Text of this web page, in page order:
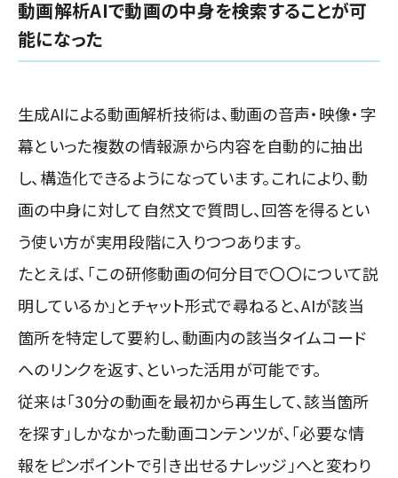
動画解析AIで動画の中身を検索することが可
能になった
生成AIによる動画解析技術は、動画の音声・映像・字
幕といった複数の情報源から内容を自動的に抽出
し、構造化できるようになっています。これにより、動
画の中身に対して自然文で質問し、回答を得るとい
う使い方が実用段階に入りつつあります。
たとえば、「この研修動画の何分目で〇〇について説
明しているか」とチャット形式で尋ねると、AIが該当
箇所を特定して要約し、動画内の該当タイムコード
へのリンクを返す、といった活用が可能です。
従来は「30分の動画を最初から再生して、該当箇所
を探す」しかなかった動画コンテンツが、「必要な情
報をピンポイントで引き出せるナレッジ」へと変わり